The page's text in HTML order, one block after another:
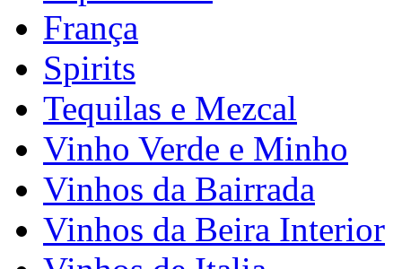
França
Spirits
Tequilas e Mezcal
Vinho Verde e Minho
Vinhos da Bairrada
Vinhos da Beira Interior